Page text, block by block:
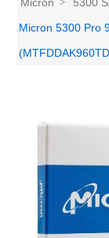
Micron 5300 Pro